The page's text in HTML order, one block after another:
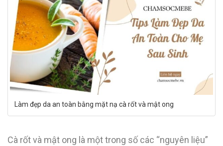
Làm đẹp da an toàn bằng mặt nạ cà rốt và mật ong
Cà rốt và mật ong là một trong số các “nguyên liệu”